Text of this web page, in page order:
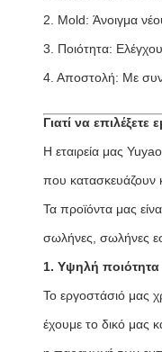
2. Mold: Άνοιγμα
3. Ποιότητα:
4. Αποστολή: Με
Γιατί να επιλέξετε
Η εταιρεία μας
που κατασκευάζουν
Τα προϊόντα μας
σωλήνες, σωλήνες
1. Υψηλή ποιότητα
Το εργοστάσιό μας
έχουμε το δικό μας